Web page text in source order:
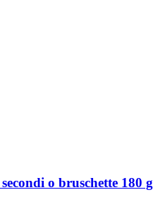
o bruschette 180 g